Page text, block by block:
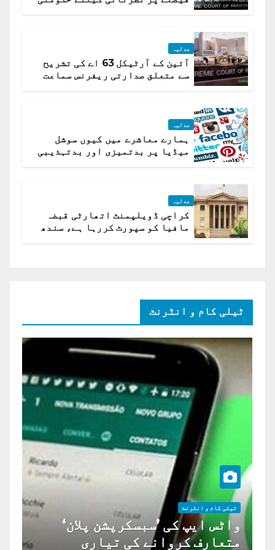
عدلیہ
آئین کے آرٹیکل 63 اے کی تشریح
سے متعلق صدارتی ریفرنس سماعت
عدلیہ
ہمارے معاشرے میں کیوں سوشل
میڈیا پر بدتمیزی اور بدتہذیبی
عدلیہ
کراچی ڈویلپمنٹ اتھارٹی قبضہ
مافیا کو سپورٹ کررہا ہے، سندھ
ٹیلی کام و انٹرنٹ
ٹیلی کام و انٹرنٹ
واٹس ایپ کی ’سبسکرپشن پلان‘
متعارف کروانے کی تیاری